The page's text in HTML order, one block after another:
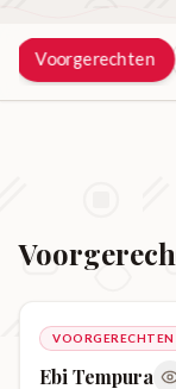
Voorgerechten
VOORGERECHTEN
Ebi Tempura